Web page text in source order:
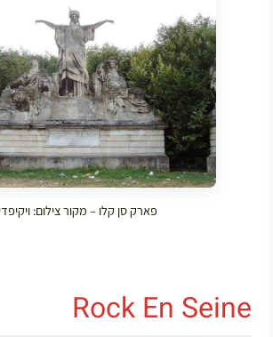
פארק סן קלו – מקור צילום:
Rock En Seine